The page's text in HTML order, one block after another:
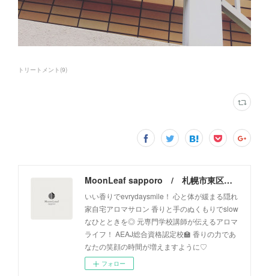
トリートメント (9)
MoonLeaf sapporo / 札幌市東区の100種類以上の香りが楽しめるアロマスクール＆トリートメントサロン
いい香りでevrydaysmile！ 心と体が緩まる隠れ
家自宅アロマサロン 香りと手のぬくもりでslow
なひとときを◎ 元専門学校講師が伝えるアロマ
ライフ！ AEAJ総合資格認定校🏫 香りの力であ
なたの笑顔の時間が増えますように♡
フォロー